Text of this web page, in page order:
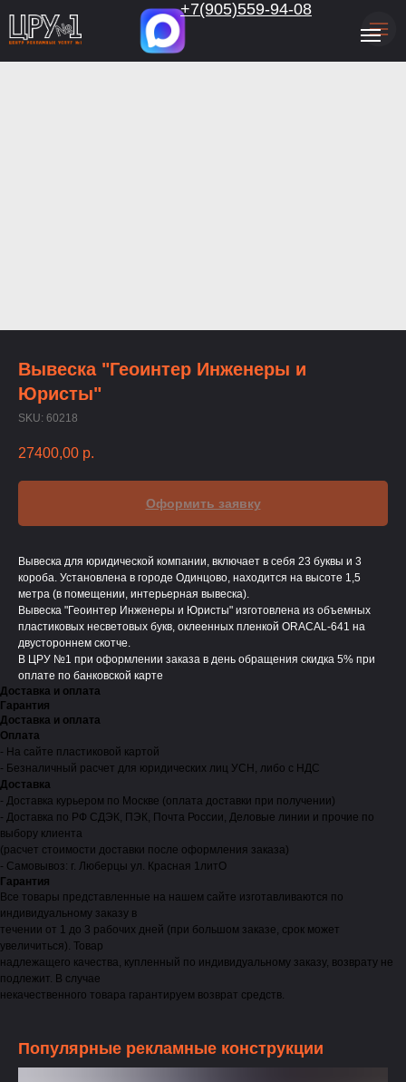
+7(905)559-94-08
Вывеска "Геоинтер Инженеры и
Юристы"
SKU: 60218
27400,00 р.
Оформить заявку
Вывеска для юридической компании, включает в себя 23 буквы и 3
короба. Установлена в городе Одинцово, находится на высоте 1,5
метра (в помещении, интерьерная вывеска).
Вывеска "Геоинтер Инженеры и Юристы" изготовлена из объемных
пластиковых несветовых букв, оклеенных пленкой ORACAL-641 на
двустороннем скотче.
В ЦРУ №1 при оформлении заказа в день обращения скидка 5% при
оплате по банковской карте
Доставка и оплата
Гарантия
Доставка и оплата
Оплата
- На сайте пластиковой картой
- Безналичный расчет для юридических лиц УСН, либо с НДС
Доставка
- Доставка курьером по Москве (оплата доставки при получении)
- Доставка по РФ СДЭК, ПЭК, Почта России, Деловые линии и прочие по
выбору клиента
(расчет стоимости доставки после оформления заказа)
- Самовывоз: г. Люберцы ул. Красная 1литО
Гарантия
Все товары представленные на нашем сайте изготавливаются по
индивидуальному заказу в
течении от 1 до 3 рабочих дней (при большом заказе, срок может
увеличиться). Товар
надлежащего качества, купленный по индивидуальному заказу, возврату не
подлежит. В случае
некачественного товара гарантируем возврат средств.
Популярные рекламные конструкции